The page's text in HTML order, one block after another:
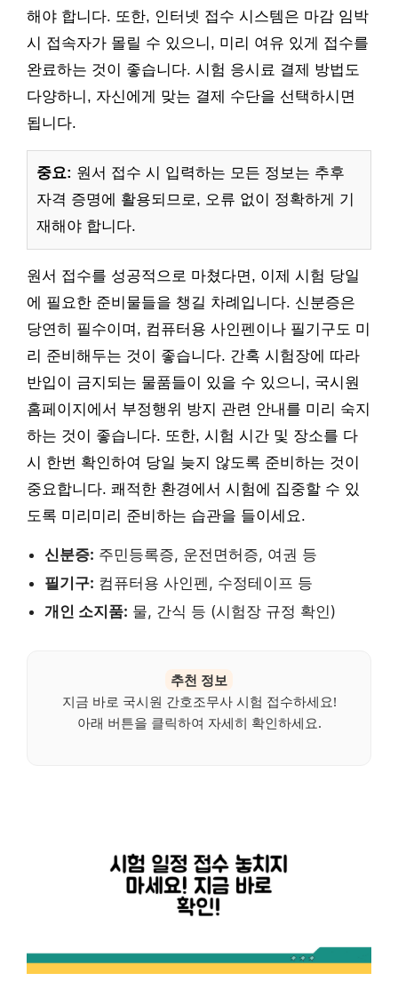
해야 합니다. 또한, 인터넷 접수 시스템은 마감 임박
시 접속자가 몰릴 수 있으니, 미리 여유 있게 접수를
완료하는 것이 좋습니다. 시험 응시료 결제 방법도
다양하니, 자신에게 맞는 결제 수단을 선택하시면
됩니다.
중요: 원서 접수 시 입력하는 모든 정보는 추후
자격 증명에 활용되므로, 오류 없이 정확하게 기
재해야 합니다.
원서 접수를 성공적으로 마쳤다면, 이제 시험 당일
에 필요한 준비물들을 챙길 차례입니다. 신분증은
당연히 필수이며, 컴퓨터용 사인펜이나 필기구도 미
리 준비해두는 것이 좋습니다. 간혹 시험장에 따라
반입이 금지되는 물품들이 있을 수 있으니, 국시원
홈페이지에서 부정행위 방지 관련 안내를 미리 숙지
하는 것이 좋습니다. 또한, 시험 시간 및 장소를 다
시 한번 확인하여 당일 늦지 않도록 준비하는 것이
중요합니다. 쾌적한 환경에서 시험에 집중할 수 있
도록 미리미리 준비하는 습관을 들이세요.
신분증: 주민등록증, 운전면허증, 여권 등
필기구: 컴퓨터용 사인펜, 수정테이프 등
개인 소지품: 물, 간식 등 (시험장 규정 확인)
추천 정보
지금 바로 국시원 간호조무사 시험 접수하세요!
아래 버튼을 클릭하여 자세히 확인하세요.